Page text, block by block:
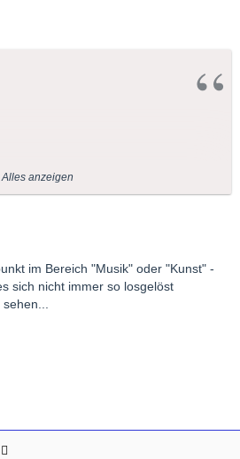
einer Definition des Begriffs
nach dem Begriff "Modern"
Alles anzeigen
im Bereich "Musik" oder "Kunst" -
sich nicht immer so losgelöst
sehen...